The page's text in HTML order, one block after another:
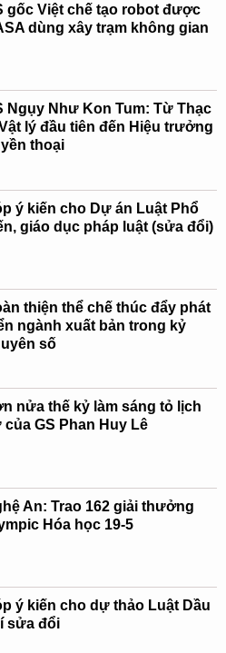
gốc Việt chế tạo robot được
dùng xây trạm không gian
Ngụy Như Kon Tum: Từ Thạc
lý đầu tiên đến Hiệu trưởng
thoại
ý kiến cho Dự án Luật Phổ
giáo dục pháp luật (sửa đổi)
thiện thể chế thúc đẩy phát
ngành xuất bản trong kỷ
số
nửa thế kỷ làm sáng tỏ lịch
của GS Phan Huy Lê
An: Trao 162 giải thưởng
Hóa học 19-5
ý kiến cho dự thảo Luật Dầu
sửa đổi